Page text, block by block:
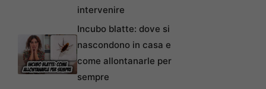
intervenire
Incubo blatte: dove si
nascondono in casa e
come allontanarle per
sempre